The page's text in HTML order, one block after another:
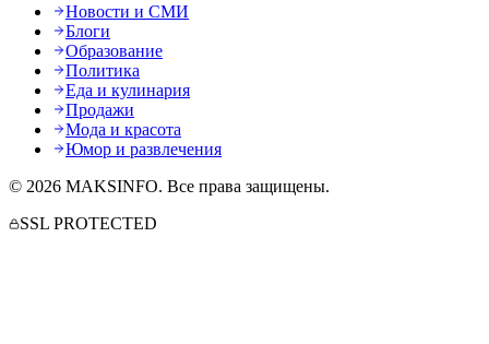
Новости и СМИ
Блоги
Образование
Политика
Еда и кулинария
Продажи
Мода и красота
Юмор и развлечения
© 2026 MAKSINFO. Все права защищены.
SSL PROTECTED